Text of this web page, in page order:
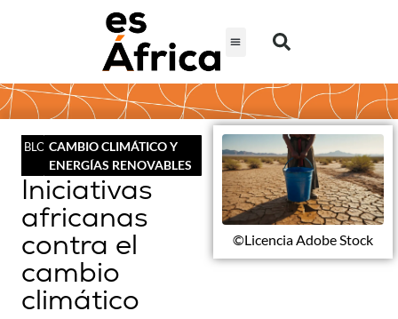
BLOGCAMBIO CLIMÁTICO Y
ENERGÍAS RENOVABLES
Iniciativas
africanas
contra el
cambio
climático
©Licencia Adobe Stock